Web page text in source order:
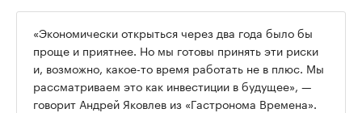
«Экономически открыться через два года было бы
проще и приятнее. Но мы готовы принять эти риски
и, возможно, какое-то время работать не в плюс. Мы
рассматриваем это как инвестиции в будущее», —
говорит Андрей Яковлев из «Гастронома Времена».